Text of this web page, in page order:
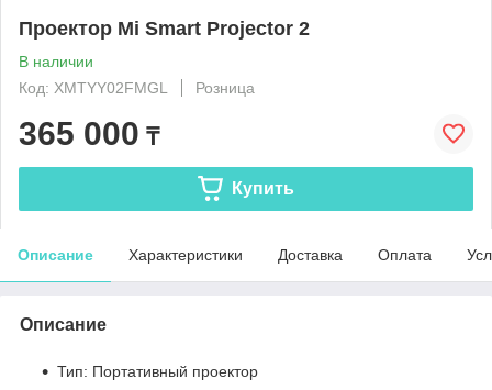
Проектор Mi Smart Projector 2
В наличии
Код: XMTYY02FMGL
Розница
365 000 ₸
Купить
Описание Характеристики Доставка Оплата
Описание
Тип: Портативный проектор